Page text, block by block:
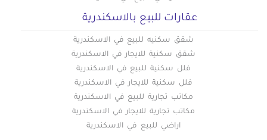
عقارات للبيع بالاسكندرية
شقق سكنيه للبيع في الاسكندرية
شقق سكنية للايجار في الاسكندرية
فلل سكنية للبيع في الاسكندرية
فلل سكنية للايجار في الاسكندرية
مكاتب تجارية للبيع في الاسكندرية
مكاتب تجارية للايجار في الاسكندرية
اراضي للبيع في الاسكندرية